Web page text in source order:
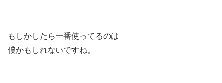
もしかしたら一番使ってるのは
僕かもしれないですね。